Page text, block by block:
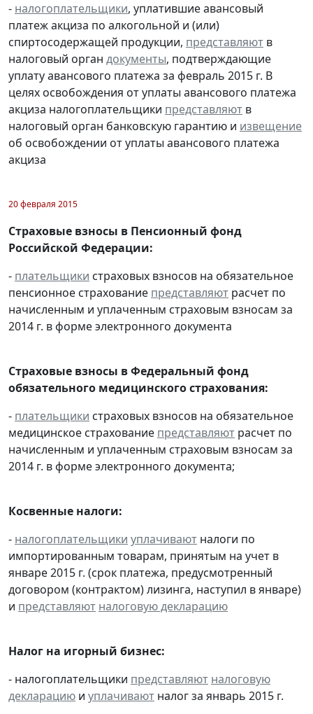
- налогоплательщики, уплатившие авансовый
платеж акциза по алкогольной и (или)
спиртосодержащей продукции, представляют в
налоговый орган документы, подтверждающие
уплату авансового платежа за февраль 2015 г. В
целях освобождения от уплаты авансового платежа
акциза налогоплательщики представляют в
налоговый орган банковскую гарантию и извещение
об освобождении от уплаты авансового платежа
акциза
20 февраля 2015
Страховые взносы в Пенсионный фонд
Российской Федерации:
- плательщики страховых взносов на обязательное
пенсионное страхование представляют расчет по
начисленным и уплаченным страховым взносам за
2014 г. в форме электронного документа
Страховые взносы в Федеральный фонд
обязательного медицинского страхования:
- плательщики страховых взносов на обязательное
медицинское страхование представляют расчет по
начисленным и уплаченным страховым взносам за
2014 г. в форме электронного документа;
Косвенные налоги:
- налогоплательщики уплачивают налоги по
импортированным товарам, принятым на учет в
январе 2015 г. (срок платежа, предусмотренный
договором (контрактом) лизинга, наступил в январе)
и представляют налоговую декларацию
Налог на игорный бизнес:
- налогоплательщики представляют налоговую
декларацию и уплачивают налог за январь 2015 г.